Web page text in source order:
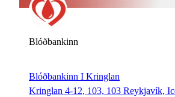
Blóðbankinn
Blóðbankinn I Kringlan
Kringlan 4-12, 103, 103 Reykjavík,